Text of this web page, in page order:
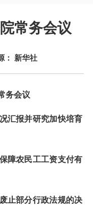
常务会议
： 新华社
务会议
汇报并研究加快培育
障农民工工资支付有
止部分行政法规的决